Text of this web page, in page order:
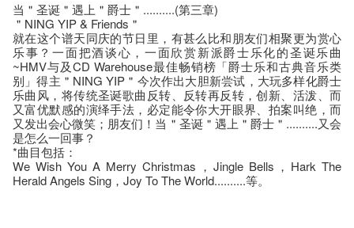
当＂圣诞＂遇上＂爵士＂..........(第三章)
＂NING YIP & Friends＂
就在这个谱天同庆的节日里，有甚么比和朋友们相聚更为赏心
乐事？一面把酒谈心，一面欣赏新派爵士乐化的圣诞乐曲
~HMV与及CD Warehouse最佳畅销榜「爵士乐和古典音乐类
别」得主＂NING YIP＂今次作出大胆新尝试，大玩多样化爵士
乐曲风，将传统圣诞歌曲反转、反转再反转，创新、活泼、而
又富优默感的演绎手法，必定能令你大开眼界、拍案叫绝，而
又发出会心微笑；朋友们！当＂圣诞＂遇上＂爵士＂..........又会
是怎么一回事？
*曲目包括：
We Wish You A Merry Christmas，Jingle Bells，Hark The
Herald Angels Sing，Joy To The World..........等。